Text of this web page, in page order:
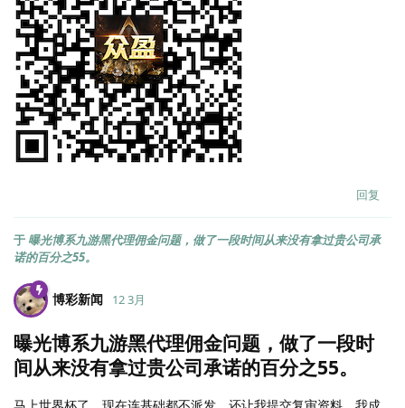
回复
于 曝光博系九游黑代理佣金问题，做了一段时间从来没有拿过贵公司承
诺的百分之55。
博彩新闻 12 3月
曝光博系九游黑代理佣金问题，做了一段时
间从来没有拿过贵公司承诺的百分之55。